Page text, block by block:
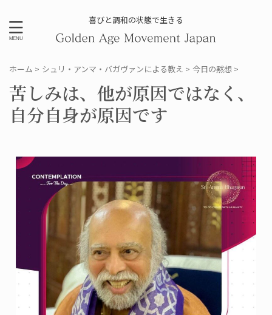
喜びと調和の状態で生きる
ホーム > シュリ・アンマ・バガヴァンによる教え > 今日の黙想 >
苦しみは、他が原因ではなく、
自分自身が原因です